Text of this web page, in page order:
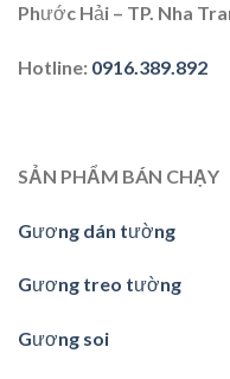
Phước Hải – TP. Nha
Hotline: 0916.389.892
SẢN PHẨM BÁN CHẠY
Gương dán tường
Gương treo tường
Gương soi